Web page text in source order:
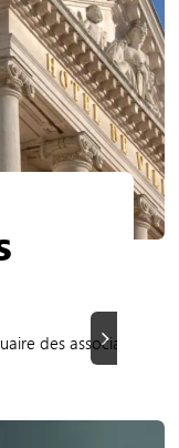
des associations
Suivant